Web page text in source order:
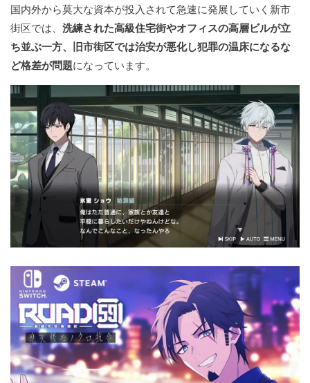
国内外から莫大な資本が投入されて急速に発展していく新市
街区では、 洗練された高級住宅街やオフィスの高層ビルが立
ち並ぶ一方、旧市街区では治安が悪化し犯罪の温床になるな
ど格差が問題になっています。